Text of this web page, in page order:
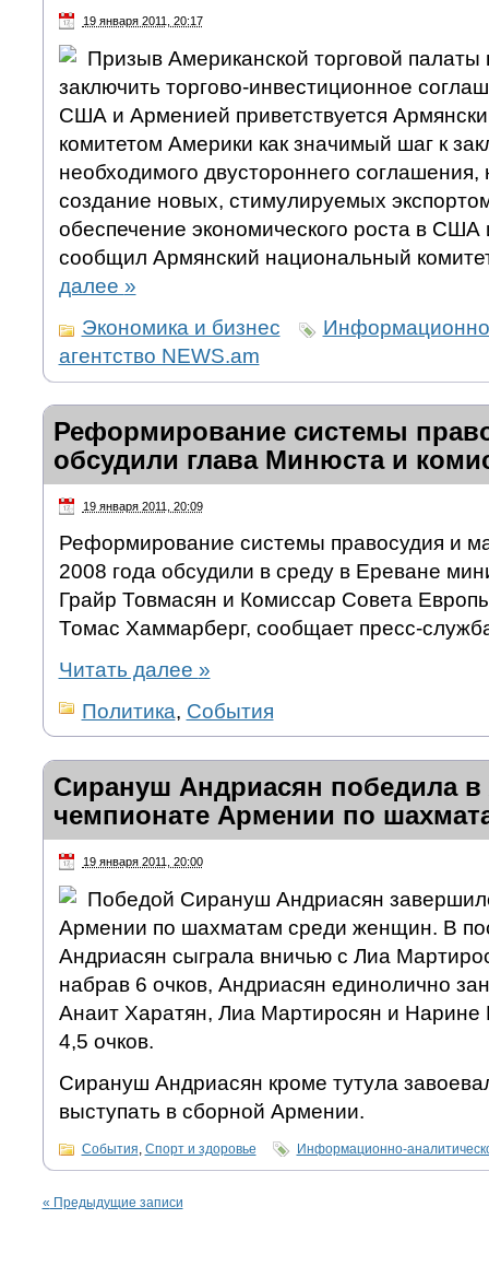
19 января 2011, 20:17
Призыв Американской торговой
заключить торгово-инвестиционное
США и Арменией приветствуется
комитетом Америки как значимый шаг к
необходимого двустороннего соглашения,
создание новых, стимулируемых
обеспечение экономического роста в
сообщил Армянский национальный
далее »
Экономика и бизнес
агентство NEWS.am
Реформирование системы
обсудили глава Минюста и
19 января 2011, 20:09
Реформирование системы правосудия и
2008 года обсудили в среду в Ереване
Грайр Товмасян и Комиссар Совета
Томас Хаммарберг, сообщает пресс-
Читать далее »
Политика, События
Сирануш Андриасян победила в
чемпионате Армении по
19 января 2011, 20:00
Победой Сирануш Андриасян
Армении по шахматам среди женщин. В
Андриасян сыграла вничью с Лиа
набрав 6 очков, Андриасян единолично
Анаит Харатян, Лиа Мартиросян и Нарине
4,5 очков.
Сирануш Андриасян кроме тутула
выступать в сборной Армении.
События, Спорт и здоровье Информационно-
« Предыдущие записи